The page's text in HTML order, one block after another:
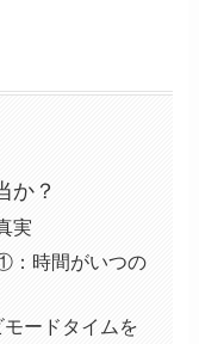
か？
実
：時間がいつの
ードタイムを